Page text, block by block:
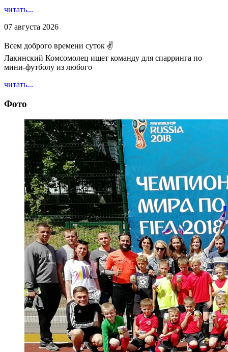
читать...
07 августа 2026
Всем доброго времени суток ✌
Лакинский Комсомолец ищет команду для спарринга по
мини-футболу из любого
читать...
Фото